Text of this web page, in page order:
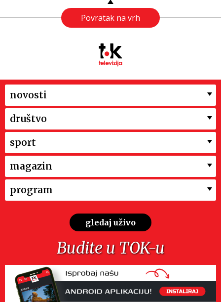
Povratak na vrh
novosti
društvo
sport
magazin
program
gledaj uživo
Budite u TOK-u